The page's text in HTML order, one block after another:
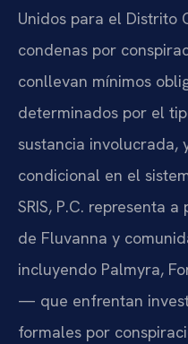
Unidos para el Distrito
condenas por
conllevan mínimos
determinados por el
sustancia involucrada,
condicional en el
SRIS, P.C. representa
de Fluvanna y
incluyendo Palmyra,
— que enfrentan
formales por